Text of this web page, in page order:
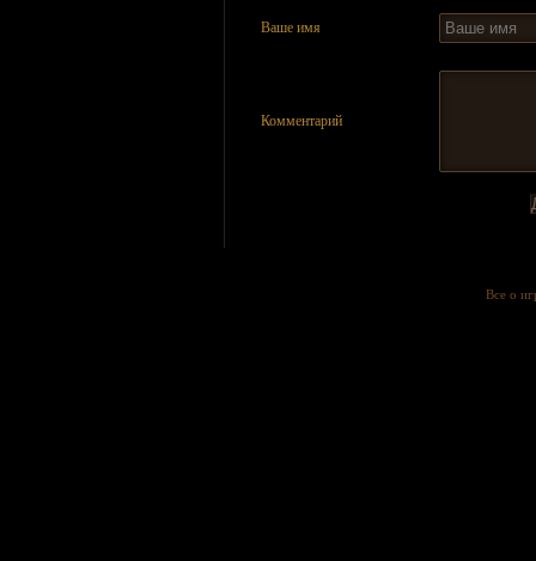
Ваше имя
Комментарий
Все о